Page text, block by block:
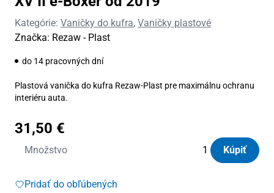
Kategórie: Vaničky do kufra, Vaničky plastové
Značka: Rezaw - Plast
do 14 pracovných dní
Plastová vanička do kufra Rezaw-Plast pre maximálnu ochranu
interiéru auta.
31,50 €
Množstvo
množstvo
do
Kúpiť
Pridať do obľúbených